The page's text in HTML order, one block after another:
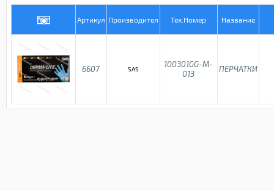
Артикул Производител Тех.Номер Название
6607 SAS
100301GG-M-
013
ПЕРЧАТКИ